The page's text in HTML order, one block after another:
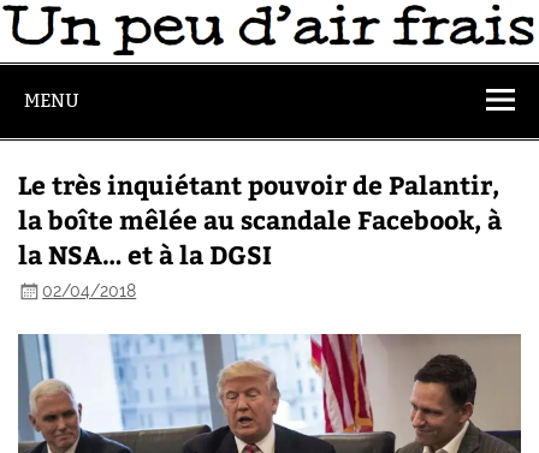
MENU
Le très inquiétant pouvoir de Palantir,
la boîte mêlée au scandale Facebook, à
la NSA… et à la DGSI
02/04/2018